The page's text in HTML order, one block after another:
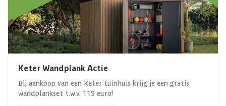
Keter Wandplank Actie
Bij aankoop van een Keter tuinhuis krijg je een gratis
wandplankset t.w.v. 119 euro!